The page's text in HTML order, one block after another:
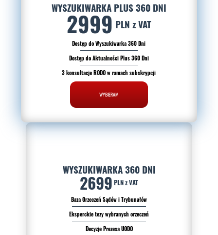
WYSZUKIWARKA PLUS 360 DNI
2999 PLN z VAT
Dostęp do Wyszukiwarka 360 Dni
Dostęp do Aktualności Plus 360 Dni
3 konsultacje RODO w ramach subskrypcji
WYBIERAM
WYSZUKIWARKA 360 DNI
2699 PLN z VAT
Baza Orzeczeń Sądów i Trybunałów
Eksperckie tezy wybranych orzeczeń
Decyzje Prezesa UODO